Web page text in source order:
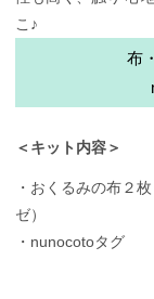
こ♪
布
＜キット内容＞
・おくるみの布２
ゼ）
・nunocotoタグ